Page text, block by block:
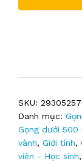
SKU:
Danh mục:
Gọng dưới 500
vành, Giới tính,
viên - Học sinh,